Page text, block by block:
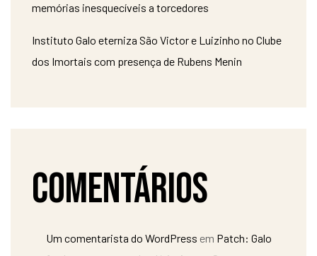
memórias inesquecíveis a torcedores
Instituto Galo eterniza São Victor e Luizinho no Clube
dos Imortais com presença de Rubens Menin
Comentários
Um comentarista do WordPress em Patch: Galo